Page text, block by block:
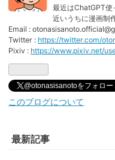
最近はChatGPT使
近いうちに漫画制
Email :
Twitter : https://twitter.com/
Pixiv : https://www.pixiv.net/
@otonasisanotoをフォロー
このブログについて
最新記事